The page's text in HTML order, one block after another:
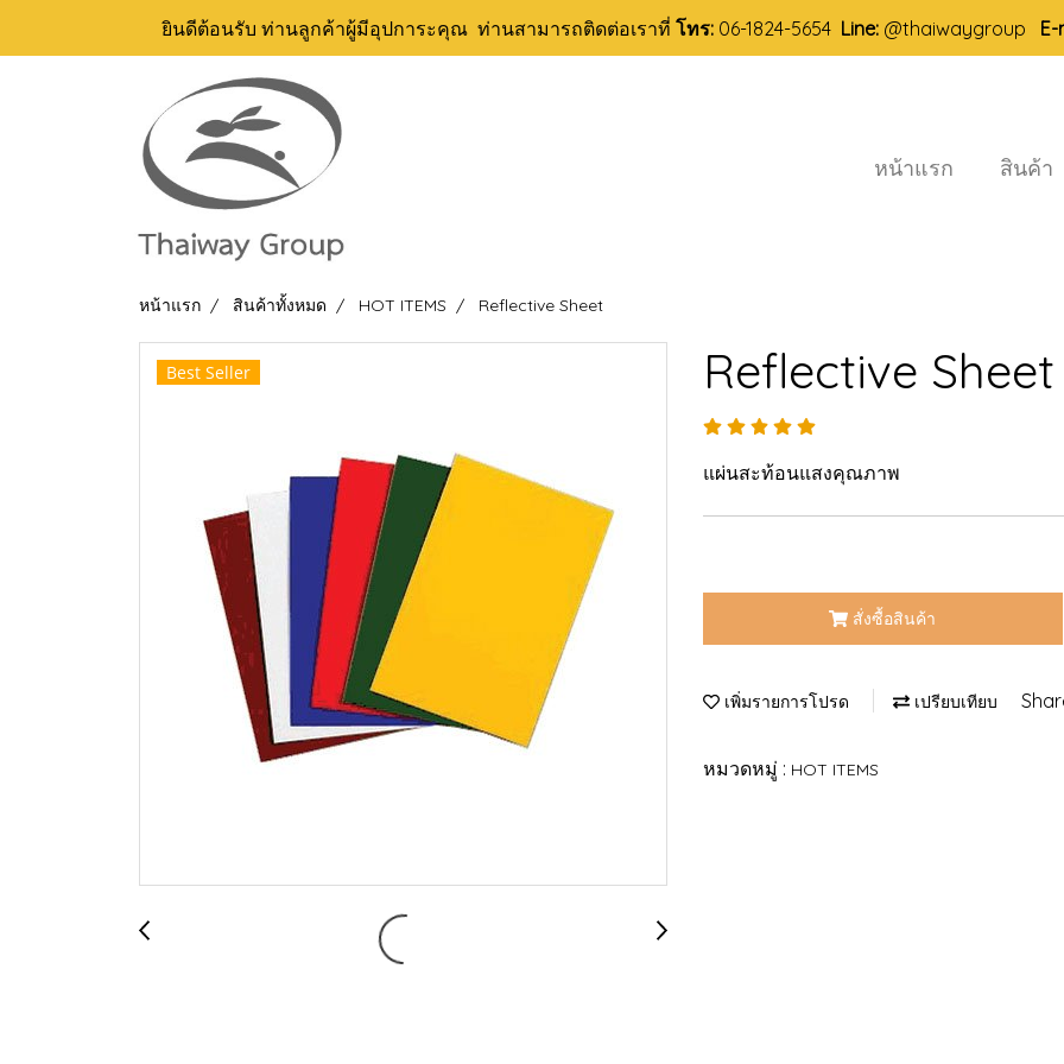
ยินดีต้อนรับ ท่านลูกค้าผู้มีอุปการะคุณ ท่านสามารถติดต่อเราที่ โทร:06-1824-5654 Line:@thaiwaygroup E-
หน้าแรก สินค้า
หน้าแรก สินค้าทั้งหมด HOT ITEMS Reflective Sheet
Best Seller Reflective Sheet
แผ่นสะท้อนแสงคุณภาพ
สั่งซื้อสินค้า
เพิ่มรายการโปรด เปรียบเทียบ
หมวดหมู่ : HOT ITEMS